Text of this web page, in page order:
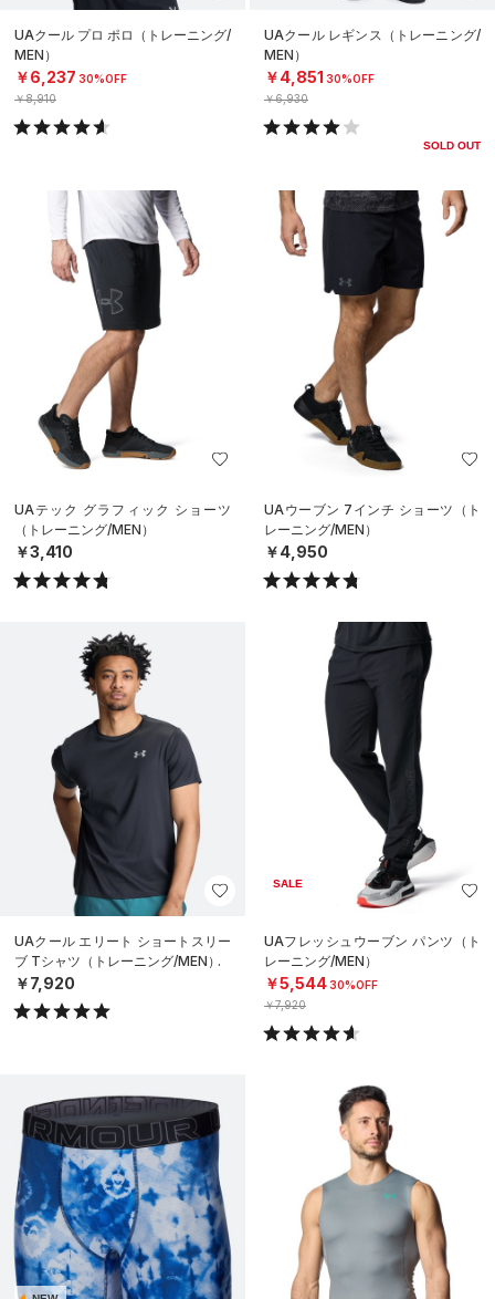
UAクール プロ ポロ（トレーニング/
MEN）
￥6,237 30%OFF
￥8,910
UAクール レギンス（トレーニング/
MEN）
￥4,851 30%OFF
￥6,930
SOLD OUT
UAテック グラフィック ショーツ
（トレーニング/MEN）
￥3,410
UAウーブン 7インチ ショーツ（ト
レーニング/MEN）
￥4,950
UAクール エリート ショートスリー
ブ Tシャツ（トレーニング/MEN）
￥7,920
SALE
UAフレッシュウーブン パンツ（ト
レーニング/MEN）
￥5,54430%OFF
￥7,920